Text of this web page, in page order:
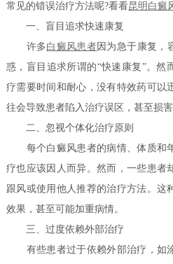
常见的错误治疗方法呢?看看昆明白癜
一、盲目追求快速康复
许多白癜风患者因为急于康复，
惑，盲目追求所谓的“快速康复”。然
疗需要时间和耐心，没有特效药可以
往会导致患者陷入治疗误区，甚至损害
二、忽视个体化治疗原则
每个白癜风患者的病情、体质和
疗也应该因人而异。然而，一些患者
跟风或使用他人推荐的治疗方法。这
效果，甚至可能加重病情。
三、过度依赖外部治疗
有些患者过于依赖外部治疗，如